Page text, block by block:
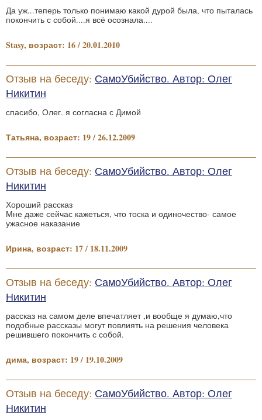
Да уж...теперь только понимаю какой дурой была, что пыталась
покончить с собой....я всё осознала....
Stasy, возраст: 16 / 20.01.2010
Отзыв на беседу: СамоУбийство. Автор: Олег
Никитин
спасибо, Олег. я согласна с Димой
Татьяна, возраст: 19 / 26.12.2009
Отзыв на беседу: СамоУбийство. Автор: Олег
Никитин
Хороший рассказ
Мне даже сейчас кажеться, что тоска и одиночество- самое
ужасное наказание
Ирина, возраст: 17 / 18.11.2009
Отзыв на беседу: СамоУбийство. Автор: Олег
Никитин
рассказ на самом деле впечатляет ,и вообще я думаю,что
подобные рассказы могут повлиять на решения человека
решившего покончить с собой.
дима, возраст: 19 / 19.10.2009
Отзыв на беседу: СамоУбийство. Автор: Олег
Никитин